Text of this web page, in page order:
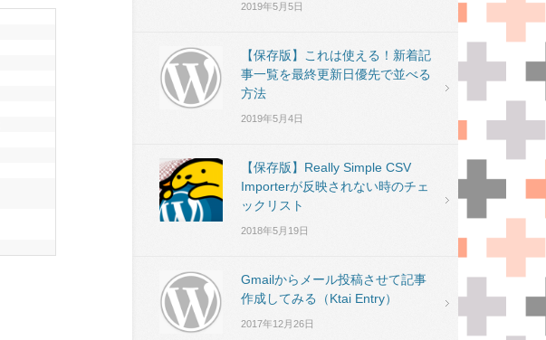
2019年5月5日
【保存版】これは使える！新着記
事一覧を最終更新日優先で並べる
方法
2019年5月4日
【保存版】Really Simple CSV
Importerが反映されない時のチェ
ックリスト
2018年5月19日
Gmailからメール投稿させて記事
作成してみる（Ktai Entry）
2017年12月26日